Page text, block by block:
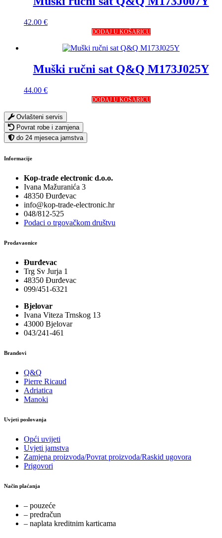
42.00 €
DODAJ U KOŠARICU
Muški ručni sat Q&Q M173J025Y
44.00 €
DODAJ U KOŠARICU
Ovlašteni servis
Povrat robe i zamjena
do 24 mjeseca jamstva
Informacije
Kop-trade electronic d.o.o.
Ivana Mažuranića 3
48350 Đurđevac
info@kop-trade-electronic.hr
048/812-525
Podaci o trgovačkom društvu
Prodavaonice
Đurđevac
Trg Sv Jurja 1
48350 Đurđevac
099/451-6321
Bjelovar
Ivana Viteza Trnskog 13
43000 Bjelovar
043/241-461
Brandovi
Q&Q
Pierre Ricaud
Adriatica
Manoki
Uvjeti poslovanja
Opći uvijeti
Uvjeti jamstva
Zamjena proizvoda/Povrat proizvoda/Raskid ugovora
Prigovori
Način plaćanja
– pouzeće
– predračun
– naplata kreditnim karticama